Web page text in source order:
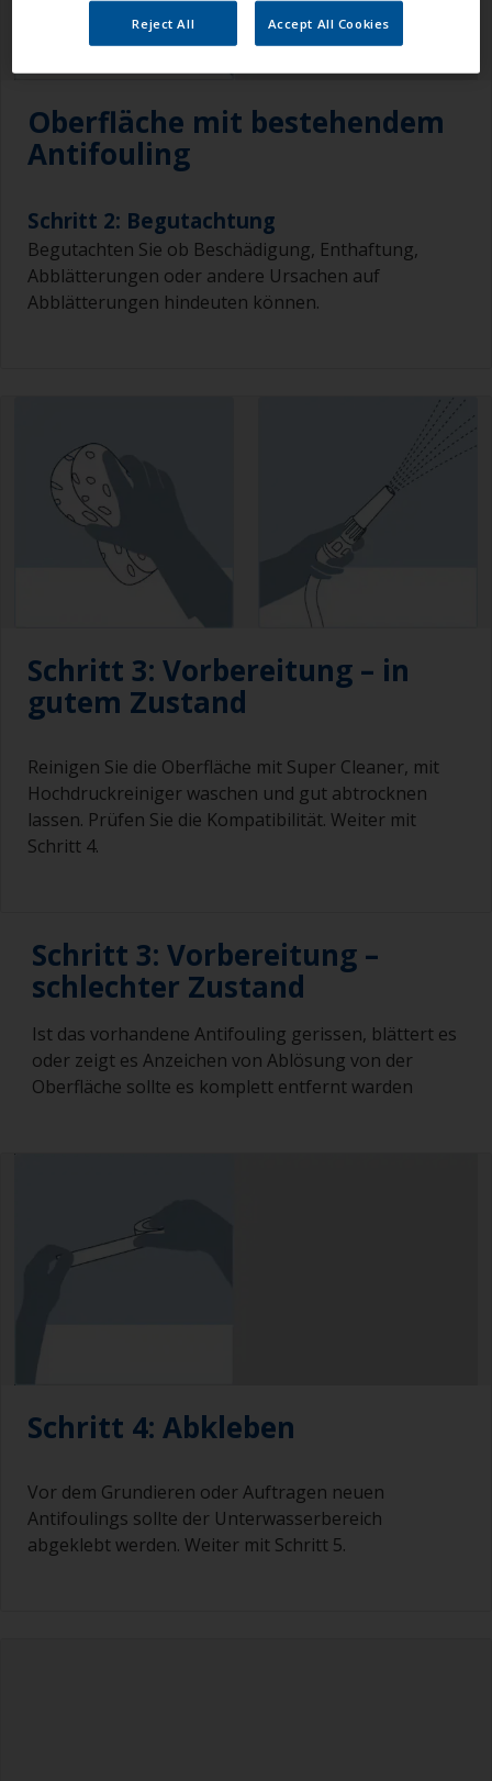
Oberfläche mit bestehendem
Antifouling
Schritt 2: Begutachtung
Begutachten Sie ob Beschädigung, Enthaftung,
Abblätterungen oder andere Ursachen auf
Abblätterungen hindeuten können.
Schritt 3: Vorbereitung – in
gutem Zustand
Reinigen Sie die Oberfläche mit Super Cleaner, mit
Hochdruckreiniger waschen und gut abtrocknen
lassen. Prüfen Sie die Kompatibilität. Weiter mit
Schritt 4.
Schritt 3: Vorbereitung –
schlechter Zustand
Ist das vorhandene Antifouling gerissen, blättert es
oder zeigt es Anzeichen von Ablösung von der
Oberfläche sollte es komplett entfernt warden
Schritt 4: Abkleben
Vor dem Grundieren oder Auftragen neuen
Antifoulings sollte der Unterwasserbereich
abgeklebt werden. Weiter mit Schritt 5.
Reject All Accept All Cookies